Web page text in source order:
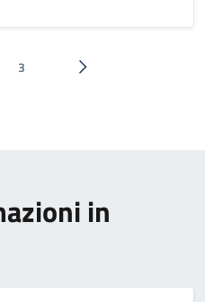
Pagina
3 Pagina successiva
in